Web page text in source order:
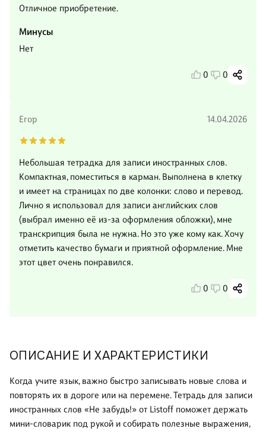
ОПИСАНИЕ И ХАРАКТЕРИСТИКИ
Когда учите язык, важно быстро записывать новые слова и
повторять их в дороге или на перемене. Тетрадь для записи
иностранных слов «Не забудь!» от Listoff поможет держать
мини-словарик под рукой и собирать полезные выражения,
Отличное приобретение.
Минусы
Нет
0 0
Егор 14.04.2026
Небольшая тетрадка для записи иностранных слов.
Компактная, поместиться в карман. Выполнена в клетку
и имеет на страницах по две колонки: слово и перевод.
Лично я использовал для записи английских слов
(выбрал именно её из-за оформления обложки), мне
транскрипция была не нужна. Но это уже кому как. Хочу
отметить качество бумаги и приятной оформление. Мне
этот цвет очень понравился.
0 0